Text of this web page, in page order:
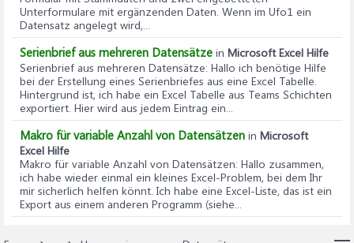
Unterformulare mit ergänzenden Daten. Wenn im Ufo1 ein
Datensatz angelegt wird,...
Serienbrief aus mehreren Datensätze in Microsoft Excel Hilfe
Serienbrief aus mehreren Datensätze: Hallo ich benötige Hilfe
bei der Erstellung eines Serienbriefes aus eine Excel Tabelle.
Hintergrund ist, ich habe ein Excel Tabelle aus Teams Schichten
exportiert. Hier wird aus jedem Eintrag ein...
Makro für variable Anzahl von Datensätzen in Microsoft
Excel Hilfe
Makro für variable Anzahl von Datensätzen: Hallo zusammen,
ich habe wieder einmal ein kleines Excel-Problem, bei dem Ihr
mir sicherlich helfen könnt. Ich habe eine Excel-Liste, das ist ein
Export aus einem anderen Programm (siehe...